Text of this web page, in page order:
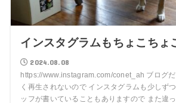
インスタグラムもちょこちょ
2024.08.08
https://www.instagram.com/conet_ah ブログ
く再生されないので インスタグラムも少しず
ッフが書いていることもありますので また違